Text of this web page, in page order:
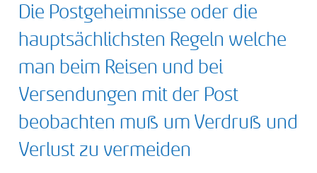
title descending
format ascending
format
publication date
Die Postgeheimnisse oder die
hauptsächlichsten Regeln welche
man beim Reisen und bei
Versendungen mit der Post
beobachten muß um Verdruß und
Verlust zu vermeiden